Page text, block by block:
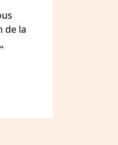
de la